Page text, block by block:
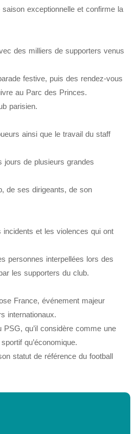
exceptionnelle et confirme la
des milliers de supporters venus
festive, puis des rendez-vous
au Parc des Princes.
parisien.
ainsi que le travail du staff
jours de plusieurs grandes
de ses dirigeants, de son
et les violences qui ont
personnes interpellées lors des
les supporters du club.
France, événement majeur
internationaux.
qu’il considère comme une
qu’économique.
statut de référence du football